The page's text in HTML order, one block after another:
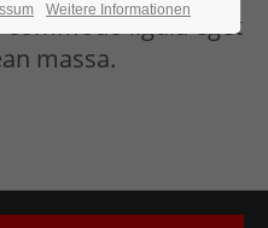
commodo ligula eget
massa.
Weitere Informationen